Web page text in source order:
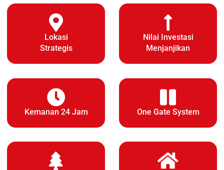
Lokasi
Strategis
Nilai Investasi
Menjanjikan
Kemanan 24 Jam One Gate System